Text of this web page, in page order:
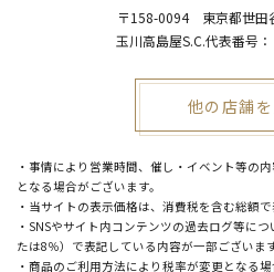
〒158-0094 東京都世田
玉川高島屋S.C.代表番号：
他の店舗
・事情により営業時間、催し・イベント等の
となる場合がございます。
・当サイトの表示価格は、消費税を含む総額で
・SNSやサイト内コンテンツの過去ログ等に
たは8％）で表記している内容が一部ございます
・商品のご利用方法により税率が変更となる場